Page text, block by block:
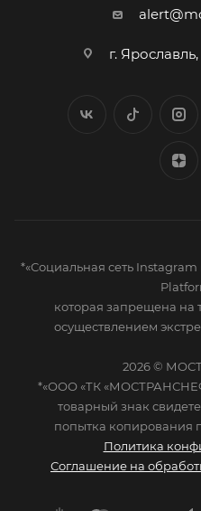
г.
*«Социальная сеть
которая запрещена на
осуществлением
2026 ©
*«ООО «ТК
товарный знак
попытка копирования
Политика
Соглашение на